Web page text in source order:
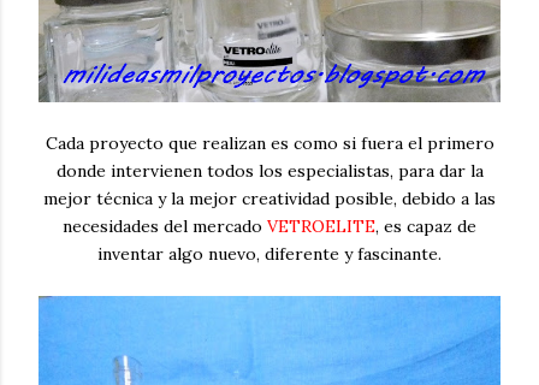
Cada proyecto que realizan es como si fuera el primero
donde intervienen todos los especialistas, para dar la
mejor técnica y la mejor creatividad posible, debido a las
necesidades del mercado VETROELITE, es capaz de
inventar algo nuevo, diferente y fascinante.